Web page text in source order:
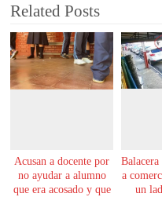
Related Posts
Acusan a docente por
no ayudar a alumno
que era acosado y que
Balacera
a
un